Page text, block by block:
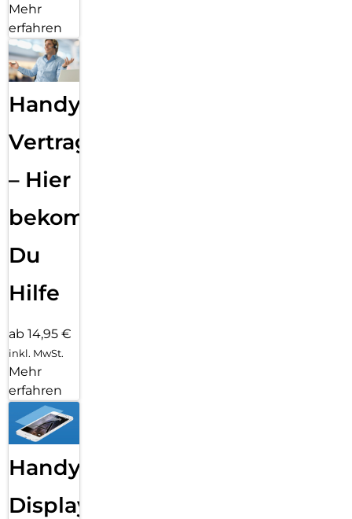
Mehr
erfahren
Handy
Vertragsabwicklung
– Hier
bekommst
Du
Hilfe
ab 14,95 €
inkl. MwSt.
Mehr
erfahren
Handy
Displayfolie